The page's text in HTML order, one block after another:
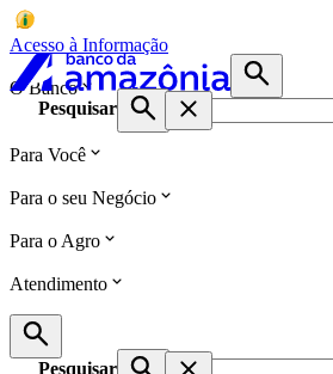
Acesso à Informação
O Banco
Pesquisar
Para Você
Para o seu Negócio
Para o Agro
Atendimento
Pesquisar